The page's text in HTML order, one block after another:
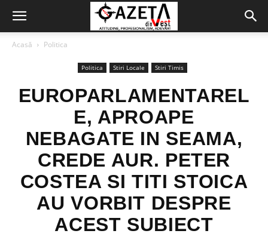
Acasă Politica
Politica Stiri Locale Stiri Timis
EUROPARLAMENTAREL
E, APROAPE
NEBAGATE IN SEAMA,
CREDE AUR. PETER
COSTEA SI TITI STOICA
AU VORBIT DESPRE
ACEST SUBIECT